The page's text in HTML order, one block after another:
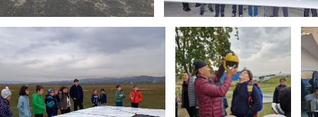
Aeroclubul Targu Mures Vizita Aeroclubul Targu